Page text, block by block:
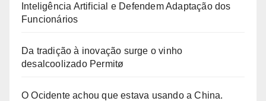
Inteligência Artificial e Defendem Adaptação dos
Funcionários
Da tradição à inovação surge o vinho
desalcoolizado Permitø
O Ocidente achou que estava usando a China.